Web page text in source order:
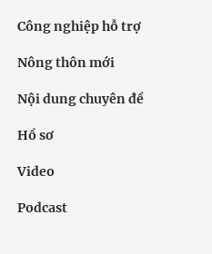
Công nghiệp hỗ trợ
Nông thôn mới
Nội dung chuyên đề
Hồ sơ
Video
Podcast